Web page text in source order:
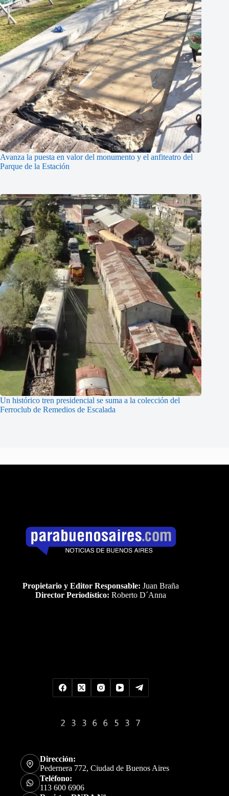
Avanza la puesta en valor del monumento y el anfiteatro del
Parque de la Estación
Un histórico tren presidencial se suma a la colección del
Ferroclub de Remedios de Escalada
Propietario y Editor Responsable: Juan Braña
Director Periodístico: Roberto D´Anna
Dirección:
Pedernera 772, Ciudad de Buenos Aires
Teléfono:
113 600 6906